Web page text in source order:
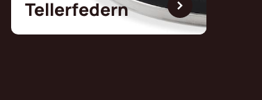
Tellerfedern